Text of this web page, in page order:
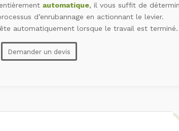
automatique, il vous suffit de
d’enrubannage en actionnant le levier.
automatiquement lorsque le travail est terminé.
Demander un devis